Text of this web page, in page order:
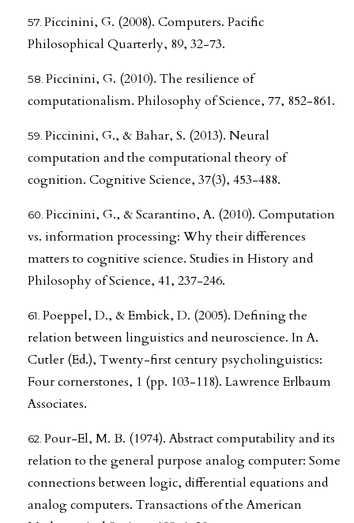
Piccinini, G. (2008). Computers. Pacific
Philosophical Quarterly, 89, 32-73.
Piccinini, G. (2010). The resilience of
computationalism. Philosophy of Science, 77, 852-861.
Piccinini, G., & Bahar, S. (2013). Neural
computation and the computational theory of
cognition. Cognitive Science, 37(3), 453-488.
Piccinini, G., & Scarantino, A. (2010). Computation
vs. information processing: Why their differences
matters to cognitive science. Studies in History and
Philosophy of Science, 41, 237-246.
Poeppel, D., & Embick, D. (2005). Defining the
relation between linguistics and neuroscience. In A.
Cutler (Ed.), Twenty-first century psycholinguistics:
Four cornerstones, 1 (pp. 103-118). Lawrence Erlbaum
Associates.
Pour-El, M. B. (1974). Abstract computability and its
relation to the general purpose analog computer: Some
connections between logic, differential equations and
analog computers. Transactions of the American